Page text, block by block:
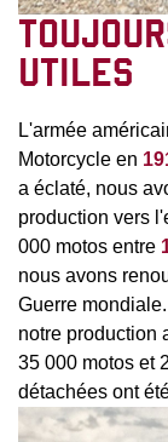
UTILES
L'armée
Motorcycle en
a éclaté, nous
production vers
000 motos entre
nous avons
Guerre
notre production
35 000 motos et
détachées ont